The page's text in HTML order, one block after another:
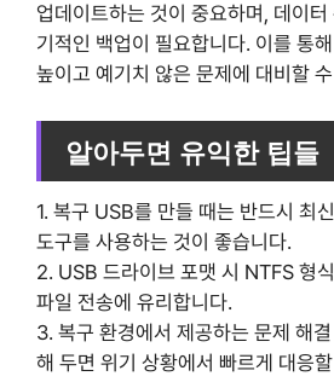
업데이트하는 것이 중요하며, 데이터
기적인 백업이 필요합니다. 이를 통
높이고 예기치 않은 문제에 대비할
알아두면 유익한 팁들
1. 복구 USB를 만들 때는 반드시 최
도구를 사용하는 것이 좋습니다.
2. USB 드라이브 포맷 시 NTFS 형
파일 전송에 유리합니다.
3. 복구 환경에서 제공하는 문제 해
해 두면 위기 상황에서 빠르게 대응